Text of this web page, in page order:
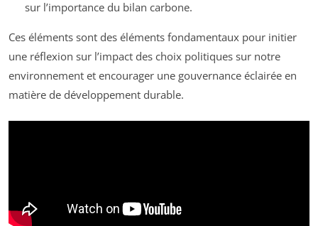
sur l’importance du bilan carbone.
Ces éléments sont des éléments fondamentaux pour initier
une réflexion sur l’impact des choix politiques sur notre
environnement et encourager une gouvernance éclairée en
matière de développement durable.